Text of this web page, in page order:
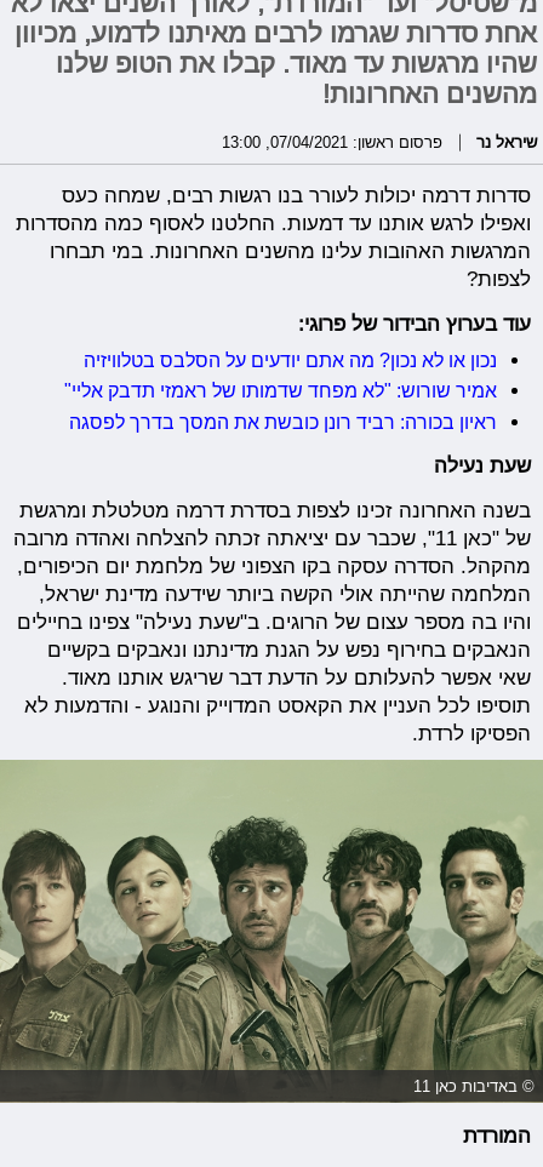
אחת סדרות שגרמו לרבים מאיתנו לדמוע, מכיוון
שהיו מרגשות עד מאוד. קבלו את הטופ שלנו
מהשנים האחרונות!
שיראל נר פרסום ראשון: 07/04/2021, 13:00
סדרות דרמה יכולות לעורר בנו רגשות רבים, שמחה כעס
ואפילו לרגש אותנו עד דמעות. החלטנו לאסוף כמה מהסדרות
המרגשות האהובות עלינו מהשנים האחרונות. במי תבחרו
לצפות?
עוד בערוץ הבידור של פרוגי:
נכון או לא נכון? מה אתם יודעים על הסלבס בטלוויזיה
אמיר שורוש: "לא מפחד שדמותו של ראמזי תדבק אליי"
ראיון בכורה: רביד רונן כובשת את המסך בדרך לפסגה
שעת נעילה
בשנה האחרונה זכינו לצפות בסדרת דרמה מטלטלת ומרגשת
של "כאן 11", שכבר עם יציאתה זכתה להצלחה ואהדה מרובה
מהקהל. הסדרה עסקה בקו הצפוני של מלחמת יום הכיפורים,
המלחמה שהייתה אולי הקשה ביותר שידעה מדינת ישראל,
והיו בה מספר עצום של הרוגים. ב"שעת נעילה" צפינו בחיילים
הנאבקים בחירוף נפש על הגנת מדינתנו ונאבקים בקשיים
שאי אפשר להעלותם על הדעת דבר שריגש אותנו מאוד.
תוסיפו לכל העניין את הקאסט המדוייק והנוגע - והדמעות לא
הפסיקו לרדת.
© באדיבות כאן 11
המורדת